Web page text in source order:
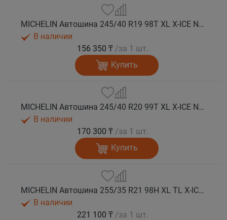
MICHELIN Автошина 245/40 R19 98T XL X-ICE NORTH 4 шип.
В наличии
156 350 ₸ /за 1 шт.
Купить
MICHELIN Автошина 245/40 R20 99T XL X-ICE NORTH 4 шип.
В наличии
170 300 ₸ /за 1 шт.
Купить
MICHELIN Автошина 255/35 R21 98H XL TL X-ICE NORTH 4 шип.
В наличии
221 100 ₸ /за 1 шт.